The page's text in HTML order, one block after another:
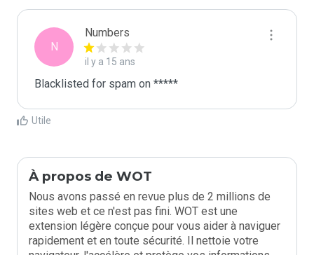
N
Numbers
il y a 15 ans
Blacklisted for spam on *****
Utile
À propos de WOT
Nous avons passé en revue plus de 2 millions de
sites web et ce n'est pas fini. WOT est une
extension légère conçue pour vous aider à naviguer
rapidement et en toute sécurité. Il nettoie votre